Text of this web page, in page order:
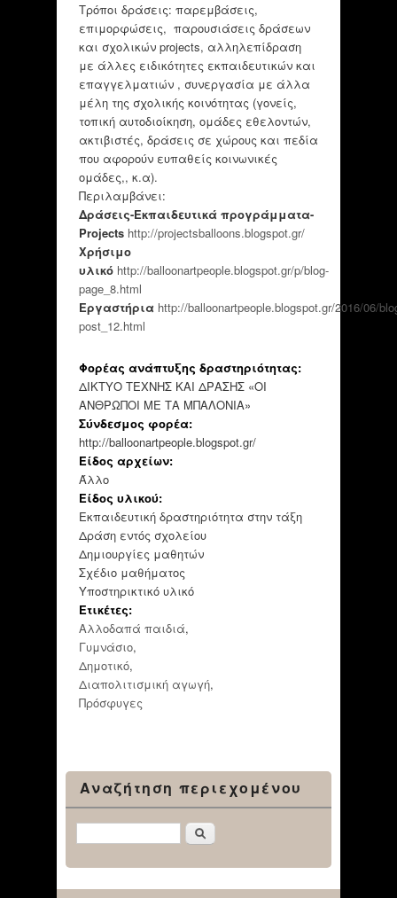
Τρόποι δράσεις: παρεμβάσεις,
επιμορφώσεις, παρουσιάσεις δράσεων
και σχολικών projects, αλληλεπίδραση
με άλλες ειδικότητες εκπαιδευτικών και
επαγγελματιών , συνεργασία με άλλα
μέλη της σχολικής κοινότητας (γονείς,
τοπική αυτοδιοίκηση, ομάδες εθελοντών,
ακτιβιστές, δράσεις σε χώρους και πεδία
που αφορούν ευπαθείς κοινωνικές
ομάδες,, κ.α).
Περιλαμβάνει:
Δράσεις-Εκπαιδευτικά προγράμματα-
Projects http://projectsballoons.blogspot.gr/
Χρήσιμο
υλικό http://balloonartpeople.blogspot.gr/p/blog-
page_8.html
Eργαστήρια http://balloonartpeople.blogspot.gr/2016/06/
post_12.html
Φορέας ανάπτυξης δραστηριότητας:
ΔΙΚΤΥΟ ΤΕΧΝΗΣ ΚΑΙ ΔΡΑΣΗΣ «ΟΙ
ΑΝΘΡΩΠΟΙ ΜΕ ΤΑ ΜΠΑΛΟΝΙΑ»
Σύνδεσμος φορέα:
http://balloonartpeople.blogspot.gr/
Είδος αρχείων:
Άλλο
Είδος υλικού:
Εκπαιδευτική δραστηριότητα στην τάξη
Δράση εντός σχολείου
Δημιουργίες μαθητών
Σχέδιο μαθήματος
Υποστηρικτικό υλικό
Ετικέτες:
Αλλοδαπά παιδιά,
Γυμνάσιο,
Δημοτικό,
Διαπολιτισμική αγωγή,
Πρόσφυγες
Αναζήτηση περιεχομένου
Αναζήτηση